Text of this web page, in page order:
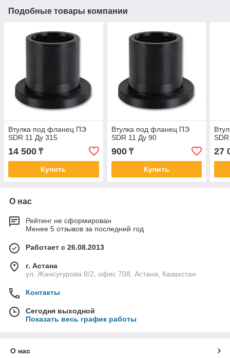
Подобные товары компании
Втулка под фланец ПЭ
SDR 11 Ду 315
14 500 ₸
Купить
Втулка под фланец ПЭ
SDR 11 Ду 90
900₸
Купить
27
О нас
Рейтинг не сформирован
Менее 5 отзывов за последний год
Работает с 26.08.2013
г. Астана
ул. Жансугурова 8/2, офис 708, Астана, Казахстан
Контакты
Сегодня выходной
Показать весь график работы
О нас